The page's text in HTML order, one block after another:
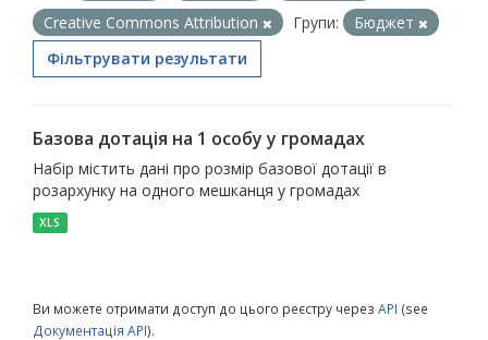
Creative Commons Attribution
Групи:
Бюджет
Фільтрувати результати
Базова дотація на 1 особу у громадах
Набір містить дані про розмір базової дотації в
розархунку на одного мешканця у громадах
XLS
Ви можете отримати доступ до цього реєстру через API (see
Документація API).